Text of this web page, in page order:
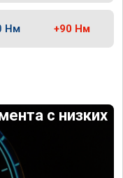
Нм +90 Нм
с низких